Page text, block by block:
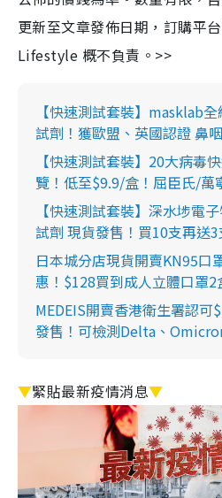
更新至文章發佈日期，訂購平
Lifestyle 概不負責。>>
【快速測試套裝】masklab
試劑！獲歐盟、英國認證 鼻
【快速測試套裝】20大病毒
覽！低至$9.9/盒！屈臣氏/
【快速測試套裝】深水埗電
試劑 現貨發售！買10支再送
日本城分店現貨開賣KN95口
惠！$128買到成人立體口罩
MEDEIS開賣香港衛生署認可
發售！可檢測Delta、
▼緊貼最新疫情消息▼